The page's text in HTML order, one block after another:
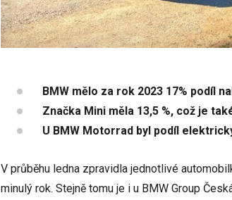
BMW mělo za rok 2023 17% podíl
Značka Mini měla 13,5 %, což je
U BMW Motorrad byl podíl
V průběhu ledna zpravidla jednotlivé
minulý rok. Stejně tomu je i u BMW Group